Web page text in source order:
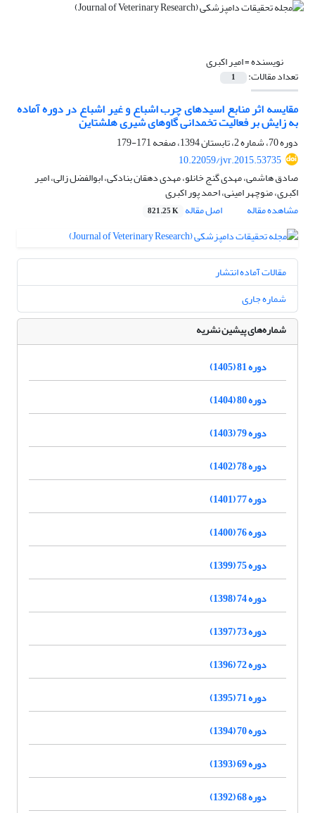
نویسنده =امیر اکبری
تعداد مقالات: 1
مقایسه اثر منابع اسیدهای چرب اشباع و غیر اشباع در دوره آماده
به زایش بر فعالیت تخمدانی گاوهای شیری هلشتاین
دوره 70، شماره 2، تابستان 1394، صفحه
171-179
10.22059/jvr.2015.53735
صادق هاشمی، مهدی گنج خانلو، مهدی دهقان بنادکی، ابوالفضل زالی، امیر
اکبری، منوچهر امینی، احمد پور اکبری
مشاهده مقاله
اصل مقاله 821.25 K
مقالات آماده انتشار
شماره جاری
شماره‌های پیشین نشریه
دوره 81 (1405)
دوره 80 (1404)
دوره 79 (1403)
دوره 78 (1402)
دوره 77 (1401)
دوره 76 (1400)
دوره 75 (1399)
دوره 74 (1398)
دوره 73 (1397)
دوره 72 (1396)
دوره 71 (1395)
دوره 70 (1394)
دوره 69 (1393)
دوره 68 (1392)